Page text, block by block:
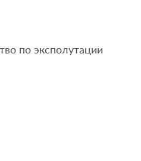
по эксполутации